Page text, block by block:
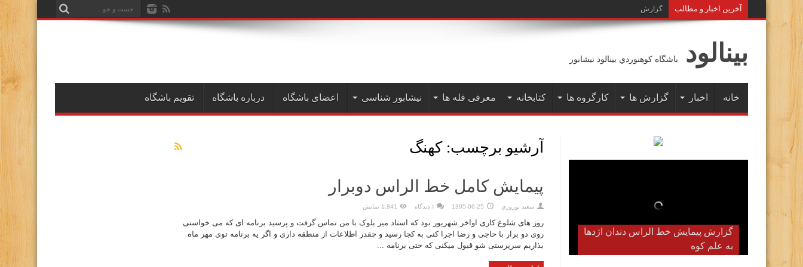
آخرين اخبار و مطالب گزارش پیمایش زمستانه خط الراس ه
بينالود باشگاه كوهنوردي بينالود نيشابور
خانه اخبار گزارش ها کارگروه ها کتابخانه معرفی قله ها نیشابور شناسی اعضای باشگاه درباره باشگاه تقویم باشگاه
آرشیو برچسب:كهنگ
پیمایش کامل خط الراس دوبرار
سعيد نوروزي 1395-06-25 ۱ دیدگاه 1,841 نمایش
روز های شلوغ کاری اواخر شهریور بود که استاد میر بلوک با من تماس گرفت و پرسید برنامه ای که می خواستی
روی دو برار با حاجی و رضا اجرا کنی به کجا رسید و چقدر اطلاعات از منطقه داری و اگر یه برنامه توی مهر ماه
بذاریم سرپرستی شو قبول میکنی که حتی برنامه ...
گزارش پیمایش خط الراس دندان اژدها
به علم کوه